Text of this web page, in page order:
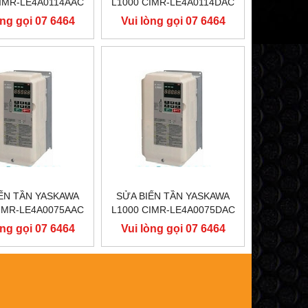
BIẾN TẦN
L1000
gọi 07 6464
9556
400V 55KW, BIẾN TẦN
YASKAWA L1000
Vui lòng gọi 07 6464
9556
TẦN YASKAWA
LE4A0075AAC
BIẾN TẦN
L1000
gọi 07 6464
9556
SỬA BIẾN TẦN YASKAWA
L1000 CIMR-LE4A0075DAC
400V 37KW, BIẾN TẦN
YASKAWA L1000
Vui lòng gọi 07 6464
9556